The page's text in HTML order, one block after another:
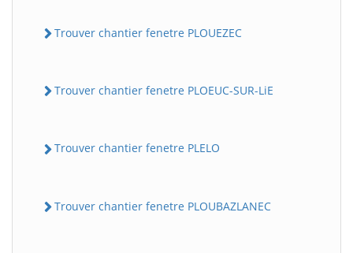
Trouver chantier fenetre PLOUEZEC
Trouver chantier fenetre PLOEUC-SUR-LiE
Trouver chantier fenetre PLELO
Trouver chantier fenetre PLOUBAZLANEC